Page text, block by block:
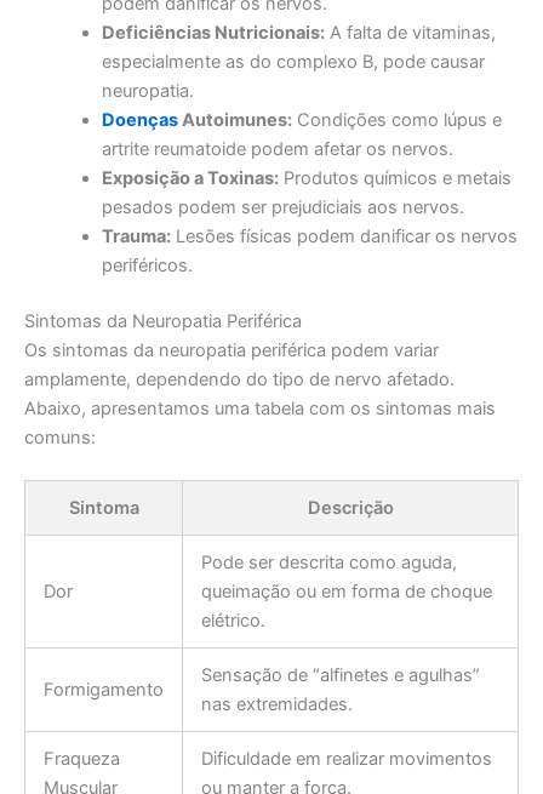
Deficiências Nutricionais:A falta de vitaminas,
especialmente as do complexo B, pode causar
neuropatia.
DoençasAutoimunes:Condições como lúpus e
artrite reumatoide podem afetar os nervos.
Exposição a Toxinas:Produtos químicos e metais
pesados podem ser prejudiciais aos nervos.
Trauma:Lesões físicas podem danificar os nervos
periféricos.
Sintomas da Neuropatia Periférica
Os sintomas da neuropatia periférica podem variar
amplamente, dependendo do tipo de nervo afetado.
Abaixo, apresentamos uma tabela com os sintomas mais
comuns:
Sintoma Descrição
Dor
Pode ser descrita como aguda,
queimação ou em forma de choque
elétrico.
Formigamento
Sensação de “alfinetes e agulhas”
nas extremidades.
Fraqueza
Muscular
Dificuldade em realizar movimentos
ou manter a força.